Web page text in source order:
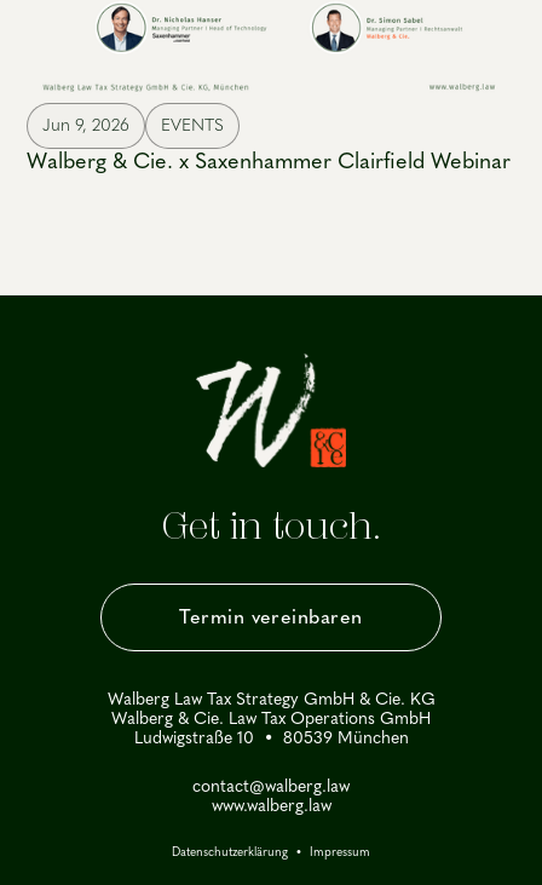
Jun 9, 2026 EVENTS
Walberg & Cie. x Saxenhammer Clairfield Webinar
Get in touch.
Termin vereinbaren
Walberg Law Tax Strategy GmbH & Cie. KG
Walberg & Cie. Law Tax Operations GmbH
Ludwigstraße 10 • 80539 München
contact@walberg.law
www.walberg.law
Datenschutzerklärung • Impressum